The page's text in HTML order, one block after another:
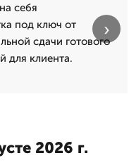
себя
под ключ от
сдачи готового
для клиента.
›
2026 г.